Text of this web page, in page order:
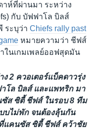
ห์ที่ผ่านมา ระหว่าง
กับ บัฟฟาโล บิลส์
ระบุว่า Chiefs rally past
หมายความว่า ชีฟส์
ในเกมเพลย์ออฟสุดมัน
2 ควอเตอร์แบ็คดาวรุ่ง
โล บิลส์ และแพทริก มา
ซัส ซิตี้ ชีฟส์ ในรอบ 8 ทีม
บไม่พัก จนต้องลุ้นกัน
ที่แคนซัส ซิตี้ ชีฟส์ คว้าชัย